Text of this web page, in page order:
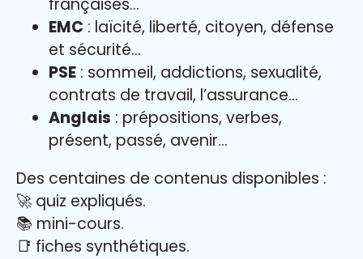
françaises…
EMC : laïcité, liberté, citoyen, défense
et sécurité…
PSE : sommeil, addictions, sexualité,
contrats de travail, l’assurance…
Anglais : prépositions, verbes,
présent, passé, avenir…
Des centaines de contenus disponibles :
🚀 quiz expliqués.
📚 mini-cours.
📑 fiches synthétiques.